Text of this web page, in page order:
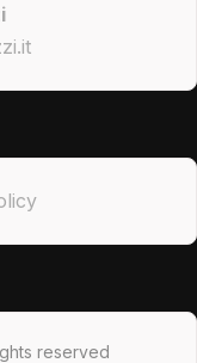
reserved